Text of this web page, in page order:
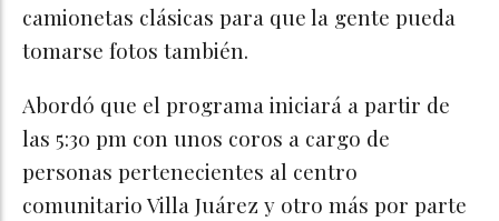
camionetas clásicas para que la gente pueda
tomarse fotos también.
Abordó que el programa iniciará a partir de
las 5:30 pm con unos coros a cargo de
personas pertenecientes al centro
comunitario Villa Juárez y otro más por parte